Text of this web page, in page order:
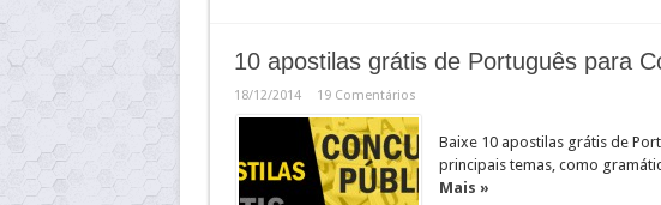
10 apostilas grátis de Português para
18/12/2014 19 Comentários
Baixe 10 apostilas grátis de
principais temas, como
Mais »